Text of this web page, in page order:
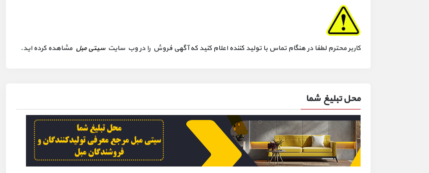
کاربر محترم لطفا در هنگام تماس با تولید کننده اعلام کنید که آگهی فروش را در وب سایتسیتی مبل مشاهده کرده اید.
محل تبلیغ شما